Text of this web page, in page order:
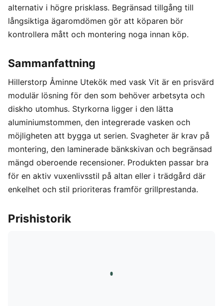
alternativ i högre prisklass. Begränsad tillgång till
långsiktiga ägaromdömen gör att köparen bör
kontrollera mått och montering noga innan köp.
Sammanfattning
Hillerstorp Åminne Utekök med vask Vit är en prisvärd
modulär lösning för den som behöver arbetsyta och
diskho utomhus. Styrkorna ligger i den lätta
aluminiumstommen, den integrerade vasken och
möjligheten att bygga ut serien. Svagheter är krav på
montering, den laminerade bänkskivan och begränsad
mängd oberoende recensioner. Produkten passar bra
för en aktiv vuxenlivsstil på altan eller i trädgård där
enkelhet och stil prioriteras framför grillprestanda.
Prishistorik